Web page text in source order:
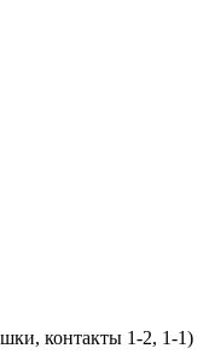
контакты 1-2, 1-1)